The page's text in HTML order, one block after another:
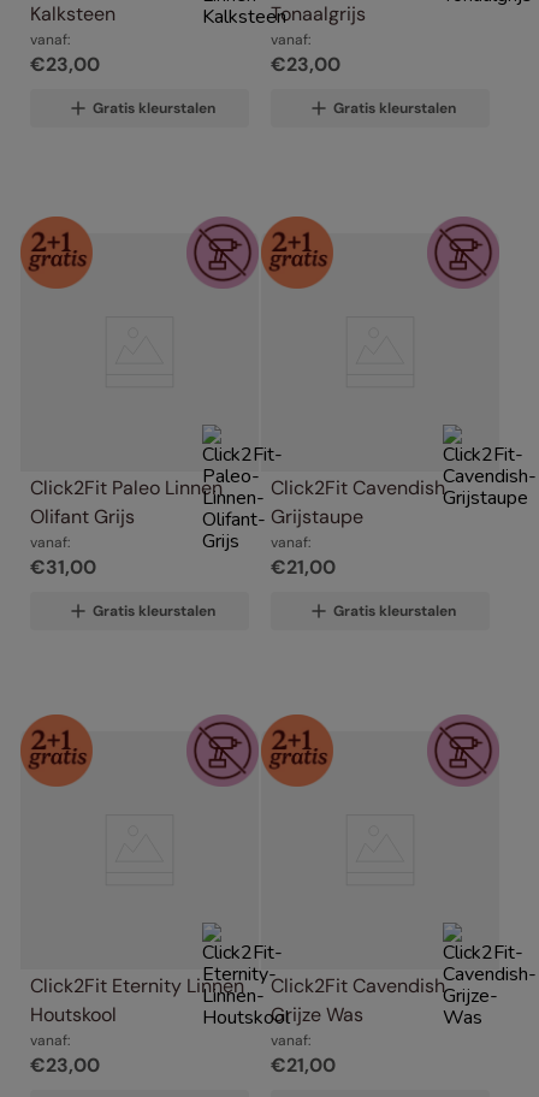
Kalksteen
vanaf:
€23,00
Gratis kleurstalen
Tonaalgrijs
vanaf:
€23,00
Gratis kleurstalen
Click2Fit Paleo Linnen
Olifant Grijs
vanaf:
€31,00
Gratis kleurstalen
Click2Fit Cavendish
Grijstaupe
vanaf:
€21,00
Gratis kleurstalen
Click2Fit Eternity Linnen
Houtskool
vanaf:
€23,00
Click2Fit Cavendish
Grijze Was
vanaf:
€21,00